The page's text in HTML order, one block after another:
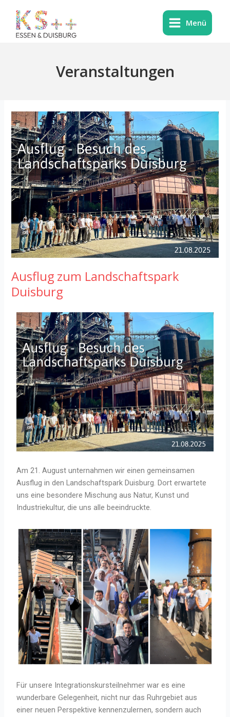
Inhalt
springen
Menü
Veranstaltungen
Ausflug zum Landschaftspark
Duisburg
Am 21. August unternahmen wir einen gemeinsamen
Ausflug in den Landschaftspark Duisburg. Dort erwartete
uns eine besondere Mischung aus Natur, Kunst und
Industriekultur, die uns alle beeindruckte.
Für unsere Integrationskursteilnehmer war es eine
wunderbare Gelegenheit, nicht nur das Ruhrgebiet aus
einer neuen Perspektive kennenzulernen, sondern auch
Ausflug
zum
Landschaftspark
Duisburg